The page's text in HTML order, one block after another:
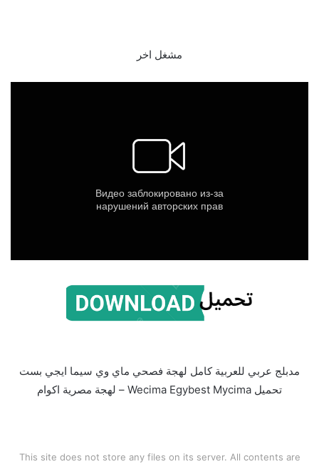
مشغل اخر
مدبلج عربي للعربية كامل لهجة فصحي ماي وي سيما ايجي بست
تحميل Wecima Egybest Mycima – لهجة مصرية اكوام
This site does not store any files on its server. All contents are